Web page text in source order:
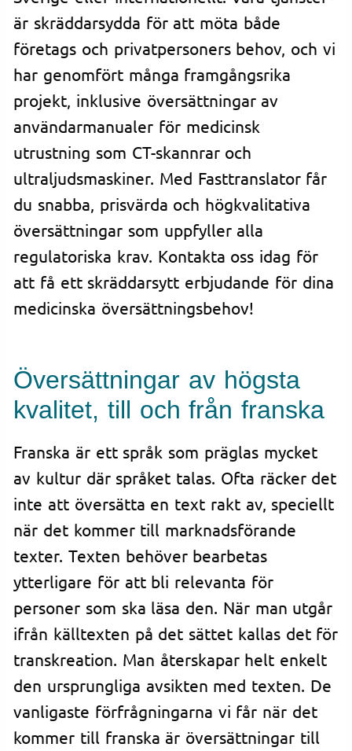
är skräddarsydda för att möta både
företags och privatpersoners behov, och vi
har genomfört många framgångsrika
projekt, inklusive översättningar av
användarmanualer för medicinsk
utrustning som CT-skannrar och
ultraljudsmaskiner. Med Fasttranslator får
du snabba, prisvärda och högkvalitativa
översättningar som uppfyller alla
regulatoriska krav. Kontakta oss idag för
att få ett skräddarsytt erbjudande för dina
medicinska översättningsbehov!
Översättningar av högsta
kvalitet, till och från franska
Franska är ett språk som präglas mycket
av kultur där språket talas. Ofta räcker det
inte att översätta en text rakt av, speciellt
när det kommer till marknadsförande
texter. Texten behöver bearbetas
ytterligare för att bli relevanta för
personer som ska läsa den. När man utgår
ifrån källtexten på det sättet kallas det för
transkreation. Man återskapar helt enkelt
den ursprungliga avsikten med texten. De
vanligaste förfrågningarna vi får när det
kommer till franska är översättningar till